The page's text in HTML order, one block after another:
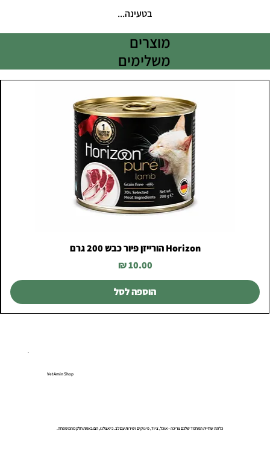
בטעינה...
מוצרים
משלימים
Horizon הורייזן פיור כבש 200 גרם
מחיר
הוספה לסל
VetAmin Shop
כל מה שחיית המחמד שלכם צריכה – אוכל, ציוד, פינוקים ושירות עם לב. כי אצלנו, הם באמת חלק מהמשפחה.